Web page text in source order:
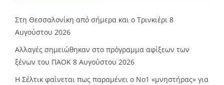
Στη Θεσσαλονίκη από σήμερα και ο Τρινκιέρι 8
Αυγούστου 2026
Αλλαγές σημειώθηκαν στο πρόγραμμα αφίξεων των
ξένων του ΠΑΟΚ 8 Αυγούστου 2026
Η Σέλτικ φαίνεται πως παραμένει ο Νο1 «μνηστήρας» για